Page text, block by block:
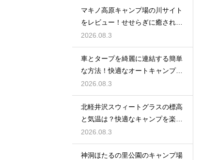
マキノ高原キャンプ場の川サイト
をレビュー！せせらぎに癒される
極上の空間
2026.08.3
車とタープを綺麗に連結する簡単
な方法！快適なオートキャンプ空
間の作り方
2026.08.3
北軽井沢スウィートグラスの標高
と気温は？快適なキャンプを楽し
む服装術
2026.08.3
神洞ほたるの里公園のキャンプ場